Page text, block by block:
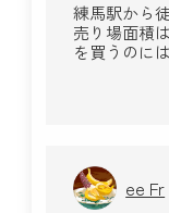
練馬駅から
売り場面積
を買うのに
ee Fr